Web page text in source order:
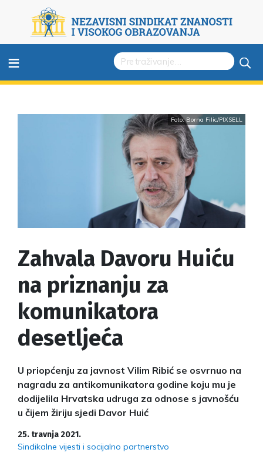
≡
Foto: Borna Filic/PIXSELL
Zahvala Davoru Huiću
na priznanju za
komunikatora
desetljeća
U priopćenju za javnost Vilim Ribić se osvrnuo na
nagradu za antikomunikatora godine koju mu je
dodijelila Hrvatska udruga za odnose s javnošću
u čijem žiriju sjedi Davor Huić
25. travnja 2021.
Sindikalne vijesti i socijalno partnerstvo